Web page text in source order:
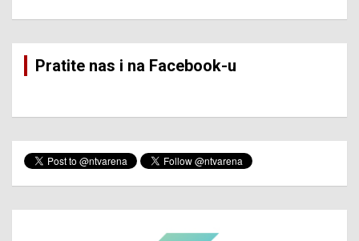
Pratite nas i na Facebook-u